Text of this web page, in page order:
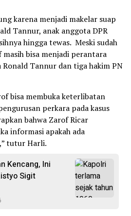
karena menjadi makelar suap
Tannur, anak anggota DPR
hingga tewas. Meski sudah
bisa menjadi perantara
Ronald Tannur dan tiga hakim PN
bisa membuka keterlibatan
perkara pada kasus
bahwa Zarof Ricar
informasi apakah ada
tutur Harli.
Kencang, Ini
Sigit